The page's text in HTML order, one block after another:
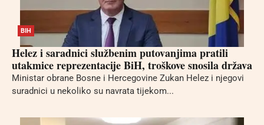
BIH
Helez i saradnici službenim putovanjima pratili
utakmice reprezentacije BiH, troškove snosila država
Ministar obrane Bosne i Hercegovine Zukan Helez i njegovi
suradnici u nekoliko su navrata tijekom...